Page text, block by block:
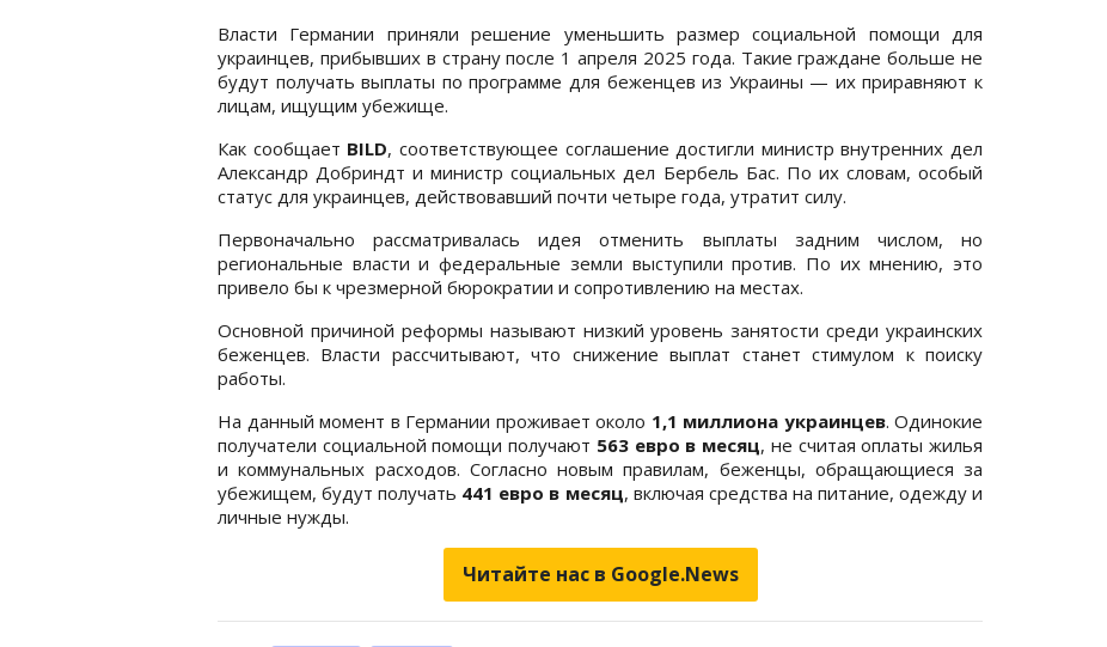
Власти Германии приняли решение уменьшить размер социальной помощи для
украинцев, прибывших в страну после 1 апреля 2025 года. Такие граждане больше не
будут получать выплаты по программе для беженцев из Украины — их приравняют к
лицам, ищущим убежище.
Как сообщает BILD, соответствующее соглашение достигли министр внутренних дел
Александр Добриндт и министр социальных дел Бербель Бас. По их словам, особый
статус для украинцев, действовавший почти четыре года, утратит силу.
Первоначально рассматривалась идея отменить выплаты задним числом, но
региональные власти и федеральные земли выступили против. По их мнению, это
привело бы к чрезмерной бюрократии и сопротивлению на местах.
Основной причиной реформы называют низкий уровень занятости среди украинских
беженцев. Власти рассчитывают, что снижение выплат станет стимулом к поиску
работы.
На данный момент в Германии проживает около 1,1 миллиона украинцев. Одинокие
получатели социальной помощи получают 563 евро в месяц, не считая оплаты жилья
и коммунальных расходов. Согласно новым правилам, беженцы, обращающиеся за
убежищем, будут получать 441 евро в месяц, включая средства на питание, одежду и
личные нужды.
Читайте нас в Google.News